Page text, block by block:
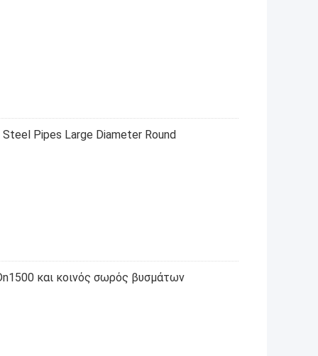
Pipes Large Diameter Round
και κοινός σωρός βυσμάτων